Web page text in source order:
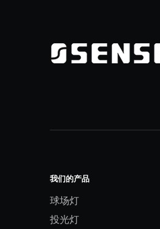
我们的产品
球场灯
投光灯